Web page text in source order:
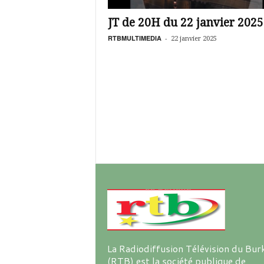
i
JT de 20H du 22 janvier 2025
RTBMULTIMEDIA - 22 janvier 2025
La Radiodiffusion Télévision du
(RTB) est la société publique de